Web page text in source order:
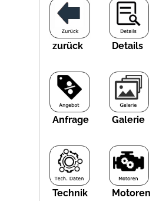
zurück Details
Anfrage Galerie
Technik Motoren